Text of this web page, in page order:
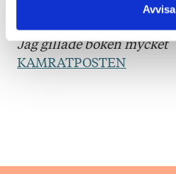
Avvisa
Jag gillade boken mycket
KAMRATPOSTEN